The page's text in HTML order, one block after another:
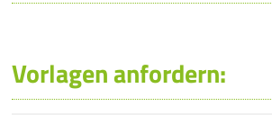
Vorlagen anfordern: